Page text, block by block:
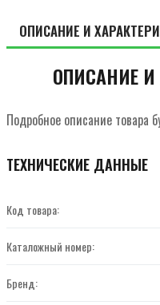
ОПИСАНИЕ И
ОПИСАНИЕ
Подробное описание товара
ТЕХНИЧЕСКИЕ ДАННЫЕ
Код товара:
Каталожный номер:
Бренд: